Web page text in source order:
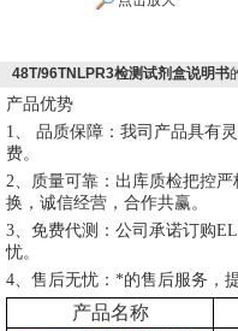
48T/96TNLPR3检测试剂盒说明书
产品优势
1、 品质保障：我司产品具有
费。
2、质量可靠：出库质检把控
换，诚信经营，合作共赢。
3、免费代测：公司承诺订购
忧。
4、售后无忧：*的售后服务，
产品名称